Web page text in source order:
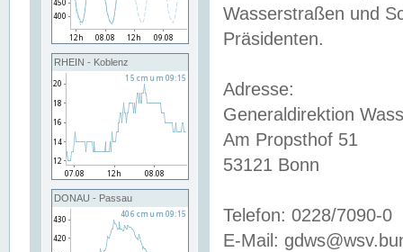
RHEIN - Koblenz
DONAU - Passau
Wasserstraßen und
Präsidenten.
Adresse:
Generaldirektion
Am Propsthof 51
53121 Bonn
Telefon: 0228/7090-0
E-Mail: